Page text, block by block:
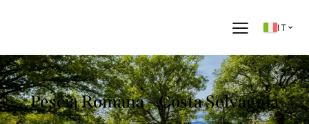
IT
Pescia Romana – Costa Selvaggia